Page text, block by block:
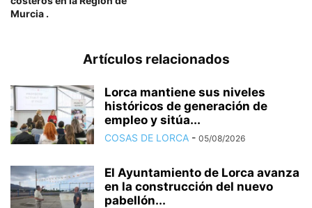
Murcia .
Artículos relacionados
Lorca mantiene sus niveles
históricos de generación de
empleo y sitúa...
COSAS DE LORCA - 05/08/2026
El Ayuntamiento de Lorca avanza
en la construcción del nuevo
pabellón...